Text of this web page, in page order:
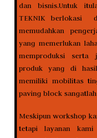
dan bisnis.Untuk
TEKNIK berlokasi
memudahkan
yang memerlukan
memproduksi serta
produk yang di
memiliki mobilitas
paving block
Meskipun workshop
tetapi layanan